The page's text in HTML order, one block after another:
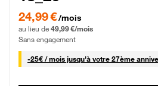
24,99 € par mois pendant 0 mois puis
24,99 €/mois
au lieu de 49,99 €/mois
Sans engagement
-25€ / mois25 € par mois
jusqu'à votre 27ème